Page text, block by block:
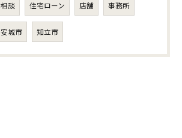
相談 住宅ローン 店舗 事務所
安城市 知立市